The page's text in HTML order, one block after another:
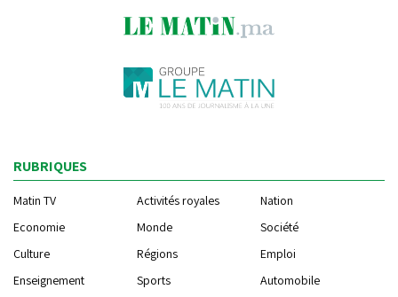
RUBRIQUES
Matin TV Activités royales
Nation
Economie
Monde
Société
Culture
Régions
Emploi
Enseignement
Sports
Automobile